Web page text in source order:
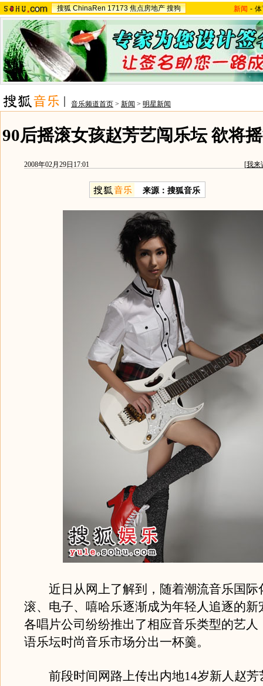
搜狐 ChinaRen 17173 焦点房地产 搜狗 新闻 -
音乐频道首页 > 新闻 > 明星新闻
90后摇滚女孩赵芳艺闯乐坛 欲将
2008年02月29日17:01 [我来
来源：搜狐音乐
近日从网上了解到，随着潮流音乐国际
滚、电子、嘻哈乐逐渐成为年轻人追逐的新
各唱片公司纷纷推出了相应音乐类型的艺人
语乐坛时尚音乐市场分出一杯羹。
前段时间网路上传出内地14岁新人赵芳